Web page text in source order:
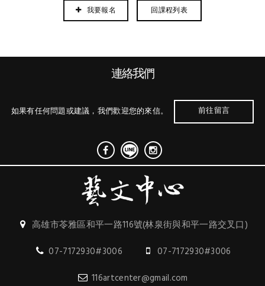
我要報名 回課程列表
連絡我們
如果有任何問題或建議，我們歡迎您的來信。 前往留言
高雄市苓雅區和平一路116號(林泉街與和平一路交叉口)
07-7172930#3006
07-7172930#3006
116artcenter@gmail.com